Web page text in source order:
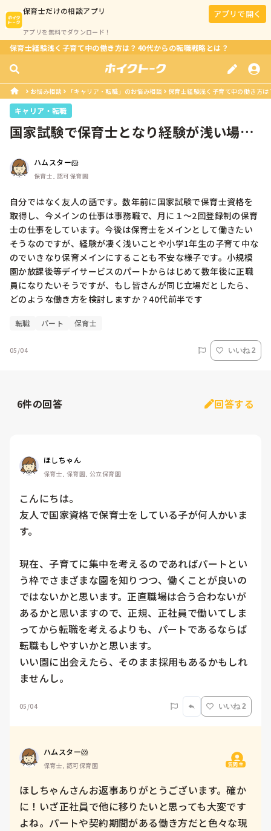
保育士だけの相談アプリ
アプリを無料でダウンロード！
アプリで開く
保育士経験浅く子育て中の働き方は？40代からの転職戦略とは？
お悩み相談 「キャリア・転職」のお悩み相談 保育士経験浅く子育て中の働き方
キャリア・転職
国家試験で保育士となり経験が浅い場合
ハムスター🐹
保育士, 認可保育園
自分ではなく友人の話です。数年前に国家試験で保育士資格を
取得し、今メインの仕事は事務職で、月に１〜2回登録制の保育
士の仕事をしています。今後は保育士をメインとして働きたい
そうなのですが、経験が凄く浅いことや小学1年生の子育て中な
のでいきなり保育メインにすることも不安な様子です。小規模
園か放課後等デイサービスのパートからはじめて数年後に正職
員になりたいそうですが、もし皆さんが同じ立場だとしたら、
どのような働き方を検討しますか？40代前半です
転職 パート 保育士
05/04 いいね 2
6件の回答 回答する
ほしちゃん
保育士, 保育園, 公立保育園
こんにちは。
友人で国家資格で保育士をしている子が何人かいま
す。
現在、子育てに集中を考えるのであればパートとい
う枠でさまざまな園を知りつつ、働くことが良いの
ではないかと思います。正直職場は合う合わないが
あるかと思いますので、正規、正社員で働いてしま
ってから転職を考えるよりも、パートであるならば
転職もしやすいかと思います。
いい園に出会えたら、そのまま採用もあるかもしれ
ませんし。
05/04 いいね 2
ハムスター🐹
保育士, 認可保育園 質問主
ほしちゃんさんお返事ありがとうございます。確か
に！いざ正社員で他に移りたいと思っても大変です
よね。パートや契約期間がある働き方だと色々な現